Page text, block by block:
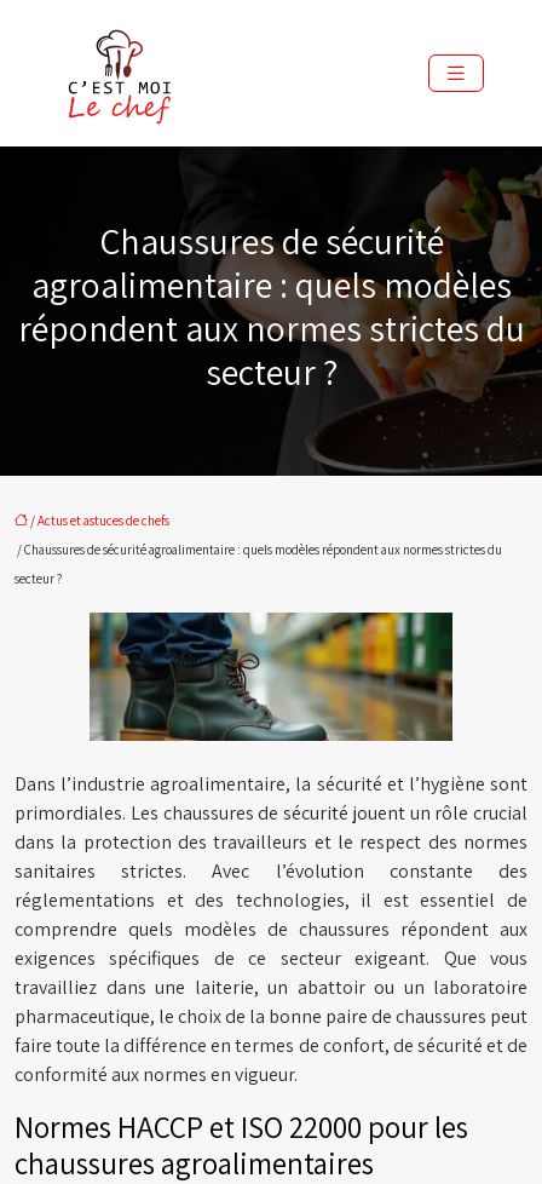
Chaussures de sécurité
agroalimentaire : quels modèles
répondent aux normes strictes du
secteur ?
/Actus et astuces de chefs
/ Chaussures de sécurité agroalimentaire : quels modèles répondent aux normes strictes du
secteur ?
Dans l’industrie agroalimentaire, la sécurité et l’hygiène sont
primordiales. Les chaussures de sécurité jouent un rôle crucial
dans la protection des travailleurs et le respect des normes
sanitaires strictes. Avec l’évolution constante des
réglementations et des technologies, il est essentiel de
comprendre quels modèles de chaussures répondent aux
exigences spécifiques de ce secteur exigeant. Que vous
travailliez dans une laiterie, un abattoir ou un laboratoire
pharmaceutique, le choix de la bonne paire de chaussures peut
faire toute la différence en termes de confort, de sécurité et de
conformité aux normes en vigueur.
Normes HACCP et ISO 22000 pour les
chaussures agroalimentaires